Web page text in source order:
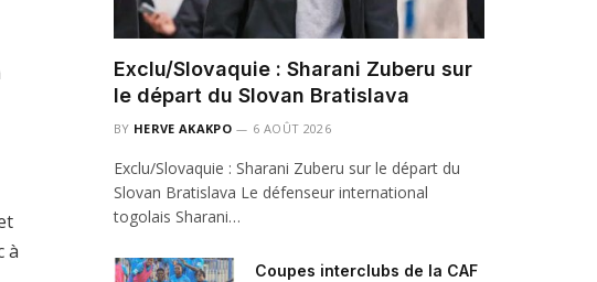
à
Exclu/Slovaquie : Sharani Zuberu sur
le départ du Slovan Bratislava
BY HERVE AKAKPO 6 AOÛT 2026
Exclu/Slovaquie : Sharani Zuberu sur le départ du
Slovan Bratislava Le défenseur international
togolais Sharani…
Coupes interclubs de la CAF